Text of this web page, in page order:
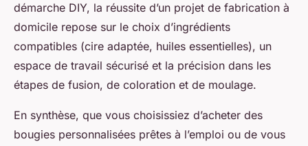
démarche DIY, la réussite d’un projet de fabrication à
domicile repose sur le choix d’ingrédients
compatibles (cire adaptée, huiles essentielles), un
espace de travail sécurisé et la précision dans les
étapes de fusion, de coloration et de moulage.
En synthèse, que vous choisissiez d’acheter des
bougies personnalisées prêtes à l’emploi ou de vous